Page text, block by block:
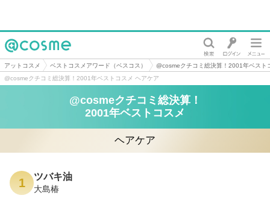
@cosme
アットコスメ ベストコスメアワード（ベスコス）
@cosmeクチコミ総決算！2001年ベスト
@cosmeクチコミ総決算！2001年ベストコスメ ヘアケア
@cosmeクチコミ総決算！
2001年ベストコスメ
ヘアケア
1 ツバキ油
大島椿